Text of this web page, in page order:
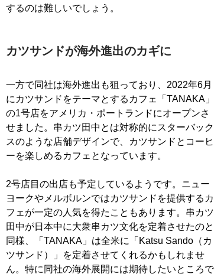
するのは難しいでしょう。
カツサンドが海外進出のカギに
一方で同社は海外進出も狙っており、2022年6月
にカツサンドをテーマとするカフェ「TANAKA」
の1号店をアメリカ・ポートランドにオープンさ
せました。串カツ田中とは対称的にスターバック
スのような店舗デザインで、カツサンドとコーヒ
ーを楽しめるカフェとなっています。
2号店目の出店も予定しているようです。ニュー
ヨークやメルボルンではカツサンドを提供するカ
フェが一定の人気を得たこともあります。串カツ
田中が日本中に大衆串カツ文化を定着させたのと
同様、「TANAKA」は全米に「Katsu Sando（カ
ツサンド）」を定着させてくれるかもしれませ
ん。特に同社の海外展開には期待したいところで